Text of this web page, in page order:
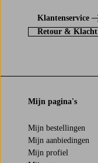
Klantenservice
Retour & Klacht
Mijn pagina's
Mijn bestellingen
Mijn aanbiedingen
Mijn profiel